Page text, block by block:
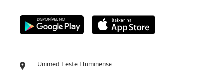
Unimed Leste Fluminense